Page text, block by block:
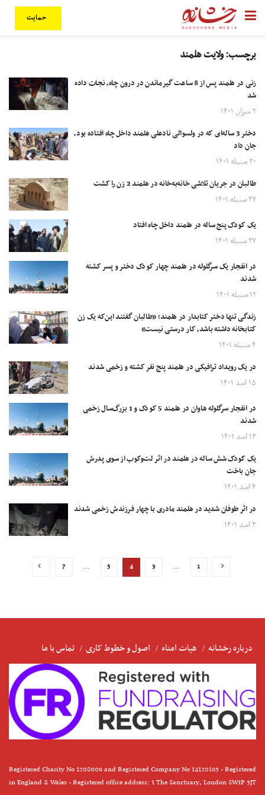
حمایت
برچسب:ولایت هلمند
زنی در هلمند پس از 8 ساعت گیرماندن در درون چاه، نجات داده
شد
۲ میزان ۱۴۰۱
دختر 3 ساله‌ای که در ولسوالی نادعلی هلمند داخل چاه افتاده بود،
جان داد
۳۰ سنبله ۱۴۰۱
طالبان در جریان تلاشی خانه‌به‌خانه در هلمند 2 زن را کشت
۲۷ سنبله ۱۴۰۱
یک کودک پنج ساله در هلمند داخل چاه افتاد
۲۷ سنبله ۱۴۰۱
در انفجار یک سرگلوله در هلمند چهار کودک دختر و پسر کشته
شدند
۱۲ سنبله ۱۴۰۱
زندگی تنها دختر کتابدار در هلمند؛ «طالبان گفتند این‌که یک زن
کتابخانه داشته باشد، کار درستی نیست»
۴ سنبله ۱۴۰۱
در یک رویداد ترافیکی در هلمند پنج نفر کشته و زخمی شدند
۱۵ اسد ۱۴۰۱
در انفجار سرگلوله هاوان در هلمند 5 کودک و 1 بزرگ‎‌سال زخمی
شدند
۱۳ اسد ۱۴۰۱
یک کودک شش ساله در هلمند در اثر لت‌وکوب از سوی پدرش
جان باخت
۴ اسد ۱۴۰۱
در اثر طوفان شدید در هلمند مادری با چهار فرزندش زخمی شدند
۳ اسد ۱۴۰۱
1
…
3
4
5
…
7
درباره رخشانه هیات امناء اصول و خطوط کاری تماس با ما
Registered Charity No 1208006 and Registered Company No 14120163 - Registered
in England & Wales - Registered office address: 1 The Sanctuary, London SW1P 3JT